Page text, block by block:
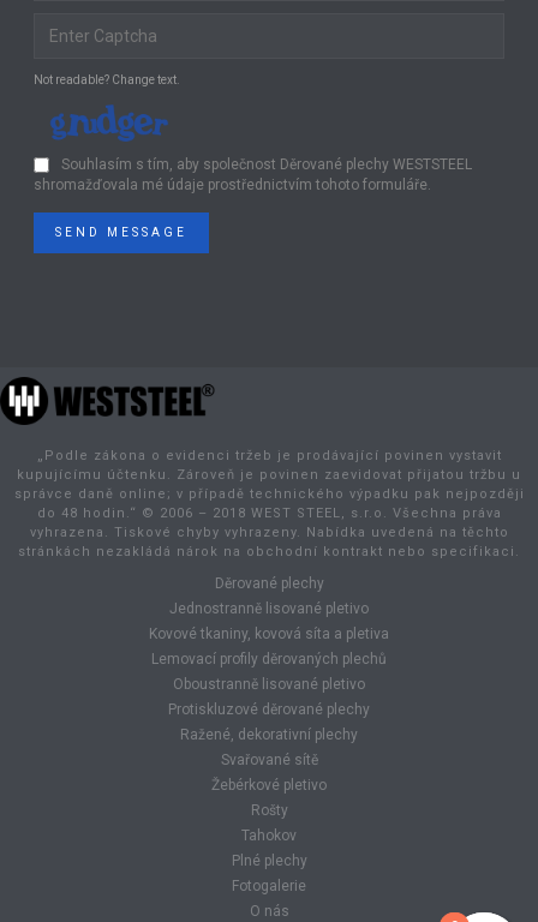
Not readable? Change text.
Souhlasím s tím, aby společnost Děrované plechy WESTSTEEL
shromažďovala mé údaje prostřednictvím tohoto formuláře.
SEND MESSAGE
„Podle zákona o evidenci tržeb je prodávající povinen vystavit
kupujícímu účtenku. Zároveň je povinen zaevidovat přijatou tržbu u
správce daně online; v případě technického výpadku pak nejpozději
do 48 hodin.“ © 2006 – 2018 WEST STEEL, s.r.o. Všechna práva
vyhrazena. Tiskové chyby vyhrazeny. Nabídka uvedená na těchto
stránkách nezakládá nárok na obchodní kontrakt nebo specifikaci.
Děrované plechy
Jednostranně lisované pletivo
Kovové tkaniny, kovová síta a pletiva
Lemovací profily děrovaných plechů
Oboustranně lisované pletivo
Protiskluzové děrované plechy
Ražené, dekorativní plechy
Svařované sítě
Žebérkové pletivo
Rošty
Tahokov
Plné plechy
Fotogalerie
O nás